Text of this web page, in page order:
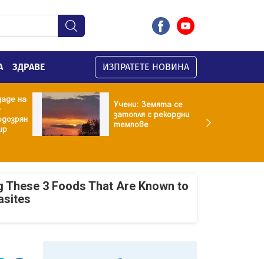
ЗДРАВЕ ИЗПРАТЕТЕ НОВИНА
на
Учени: Земята се
затопля с рекордни
темпове
These 3 Foods That Are Known to